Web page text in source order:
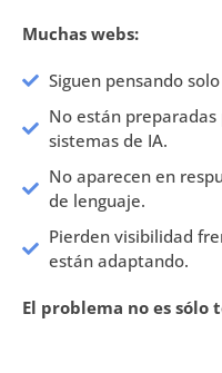
Muchas webs:
Siguen pensando
No están
sistemas de IA.
No aparecen en
de lenguaje.
Pierden visibilidad
están adaptando.
El problema no es sólo